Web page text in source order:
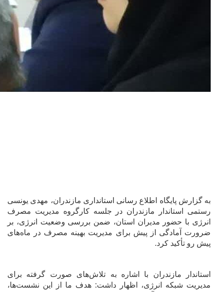
به گزارش پایگاه اطلاع رسانی استانداری مازندران، مهدی یونسی
رستمی استاندار مازندران در جلسه کارگروه مدیریت مصرف
انرژی با حضور مدیران استان، ضمن بررسی وضعیت انرژی، بر
ضرورت آمادگی از پیش برای مدیریت بهینه مصرف در ماه‌های
پیش رو تأکید کرد.
استاندار مازندران با اشاره به تلاش‌های صورت گرفته برای
مدیریت شبکه انرژی، اظهار داشت: هدف ما از این نشست‌ها،